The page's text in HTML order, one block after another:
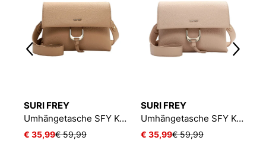
SURI FREY
Umhängetasche SFY Keely
€ 35,99€ 59,99
SURI FREY
Umhängetasche SFY Keely
€ 35,99€ 59,99